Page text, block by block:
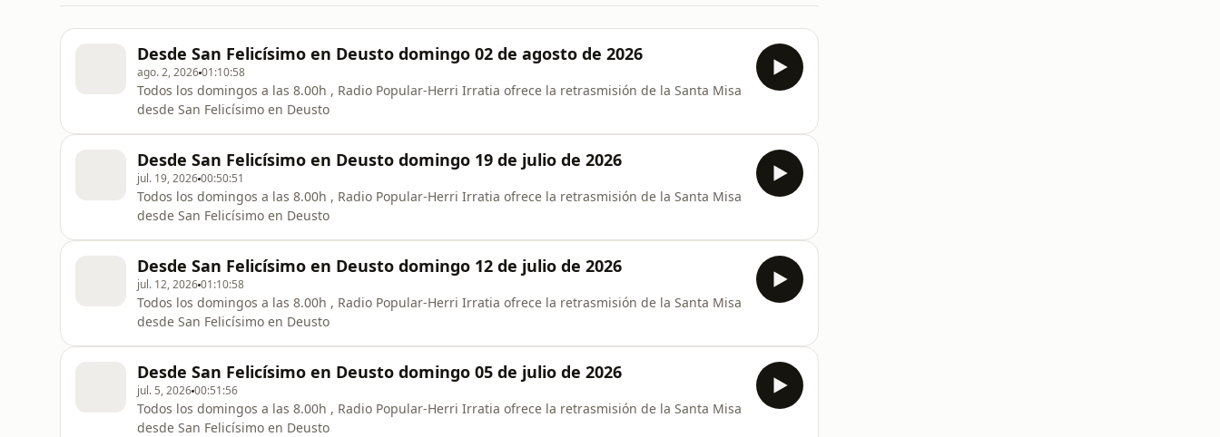
Desde San Felicísimo en Deusto domingo 02 de agosto de 2026
ago. 2, 202601:10:58
Todos los domingos a las 8.00h , Radio Popular-Herri Irratia ofrece la retrasmisión de la Santa Misa
desde San Felicísimo en Deusto
Desde San Felicísimo en Deusto domingo 19 de julio de 2026
jul. 19, 202600:50:51
Todos los domingos a las 8.00h , Radio Popular-Herri Irratia ofrece la retrasmisión de la Santa Misa
desde San Felicísimo en Deusto
Desde San Felicísimo en Deusto domingo 12 de julio de 2026
jul. 12, 202601:10:58
Todos los domingos a las 8.00h , Radio Popular-Herri Irratia ofrece la retrasmisión de la Santa Misa
desde San Felicísimo en Deusto
Desde San Felicísimo en Deusto domingo 05 de julio de 2026
jul. 5, 202600:51:56
Todos los domingos a las 8.00h , Radio Popular-Herri Irratia ofrece la retrasmisión de la Santa Misa
desde San Felicísimo en Deusto